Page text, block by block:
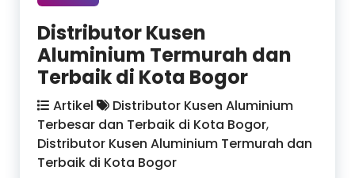
Distributor Kusen
Aluminium Termurah dan
Terbaik di Kota Bogor
Artikel
Distributor Kusen Aluminium
Terbesar dan Terbaik di Kota Bogor,
Distributor Kusen Aluminium Termurah dan
Terbaik di Kota Bogor